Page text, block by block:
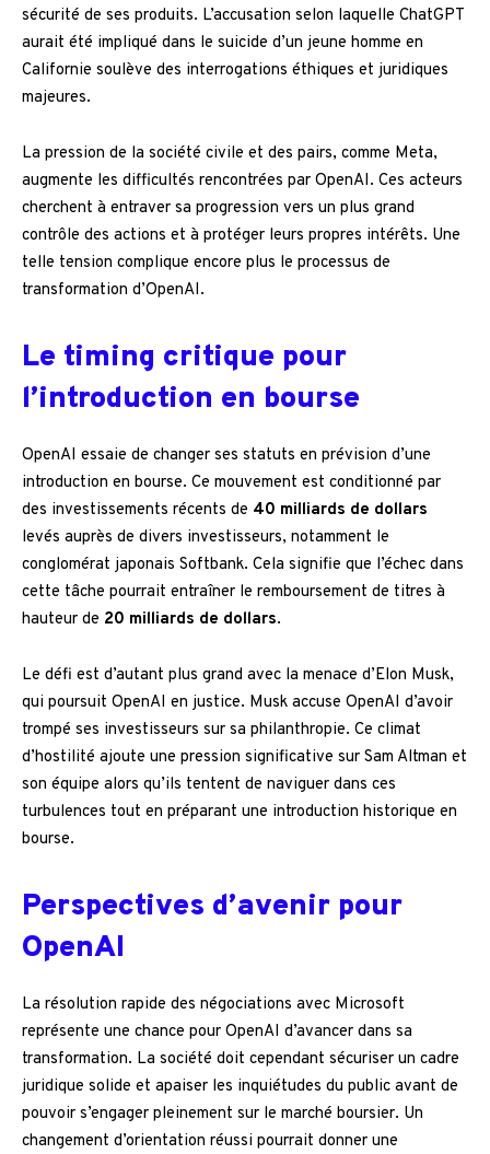
sécurité de ses produits. L’accusation selon laquelle ChatGPT
aurait été impliqué dans le suicide d’un jeune homme en
Californie soulève des interrogations éthiques et juridiques
majeures.
La pression de la société civile et des pairs, comme Meta,
augmente les difficultés rencontrées par OpenAI. Ces acteurs
cherchent à entraver sa progression vers un plus grand
contrôle des actions et à protéger leurs propres intérêts. Une
telle tension complique encore plus le processus de
transformation d’OpenAI.
Le timing critique pour
l’introduction en bourse
OpenAI essaie de changer ses statuts en prévision d’une
introduction en bourse. Ce mouvement est conditionné par
des investissements récents de 40 milliards de dollars
levés auprès de divers investisseurs, notamment le
conglomérat japonais Softbank. Cela signifie que l’échec dans
cette tâche pourrait entraîner le remboursement de titres à
hauteur de 20 milliards de dollars.
Le défi est d’autant plus grand avec la menace d’Elon Musk,
qui poursuit OpenAI en justice. Musk accuse OpenAI d’avoir
trompé ses investisseurs sur sa philanthropie. Ce climat
d’hostilité ajoute une pression significative sur Sam Altman et
son équipe alors qu’ils tentent de naviguer dans ces
turbulences tout en préparant une introduction historique en
bourse.
Perspectives d’avenir pour
OpenAI
La résolution rapide des négociations avec Microsoft
représente une chance pour OpenAI d’avancer dans sa
transformation. La société doit cependant sécuriser un cadre
juridique solide et apaiser les inquiétudes du public avant de
pouvoir s’engager pleinement sur le marché boursier. Un
changement d’orientation réussi pourrait donner une